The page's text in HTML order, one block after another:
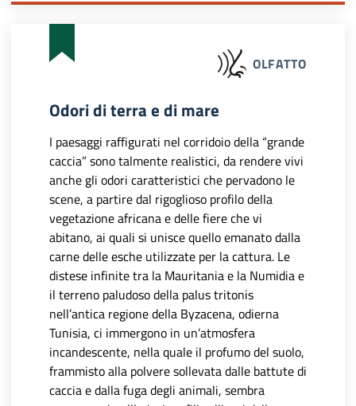
OLFATTO
Odori di terra e di mare
I paesaggi raffigurati nel corridoio della “grande
caccia” sono talmente realistici, da rendere vivi
anche gli odori caratteristici che pervadono le
scene, a partire dal rigoglioso profilo della
vegetazione africana e delle fiere che vi
abitano, ai quali si unisce quello emanato dalla
carne delle esche utilizzate per la cattura. Le
distese infinite tra la Mauritania e la Numidia e
il terreno paludoso della palus tritonis
nell’antica regione della Byzacena, odierna
Tunisia, ci immergono in un’atmosfera
incandescente, nella quale il profumo del suolo,
frammisto alla polvere sollevata dalle battute di
caccia e dalla fuga degli animali, sembra